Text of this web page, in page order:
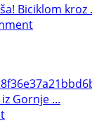
Biciklom kroz
Gornje ...